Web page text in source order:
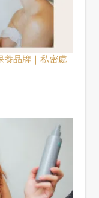
養品牌｜私密處